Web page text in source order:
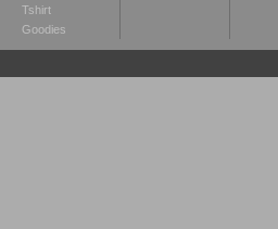
Tshirt
Goodies